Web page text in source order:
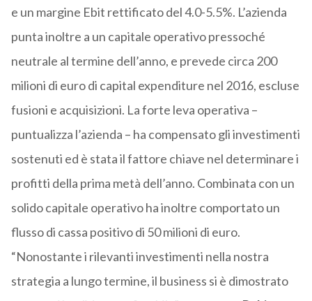
e un margine Ebit rettificato del 4.0-5.5%. L’azienda
punta inoltre a un capitale operativo pressoché
neutrale al termine dell’anno, e prevede circa 200
milioni di euro di capital expenditure nel 2016, escluse
fusioni e acquisizioni. La forte leva operativa –
puntualizza l’azienda – ha compensato gli investimenti
sostenuti ed è stata il fattore chiave nel determinare i
profitti della prima metà dell’anno. Combinata con un
solido capitale operativo ha inoltre comportato un
flusso di cassa positivo di 50 milioni di euro.
“Nonostante i rilevanti investimenti nella nostra
strategia a lungo termine, il business si è dimostrato